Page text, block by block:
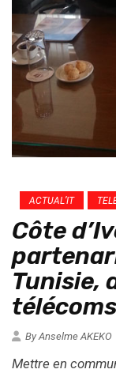
ACTUAL’IT
Côte
Tunisie,
télécoms
By Anselme AKEKO
Mettre en